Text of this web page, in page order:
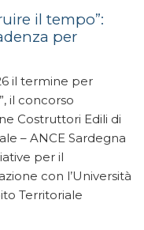
il tempo”:
per
il termine per
il concorso
Costruttori Edili di
– ANCE Sardegna
per il
con l’Università
Territoriale